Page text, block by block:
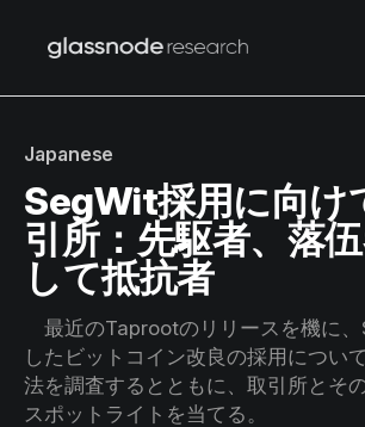
Japanese
SegWit採用に向け
引所：先駆者、落
して抵抗者
最近のTaprootのリリースを機に
したビットコイン改良の採用につい
法を調査するとともに、取引所とそ
スポットライトを当てる。